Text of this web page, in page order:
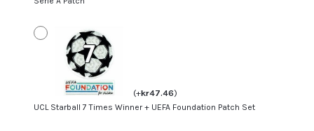
(+kr47.46)
UCL Starball 7 Times Winner + UEFA Foundation Patch Set